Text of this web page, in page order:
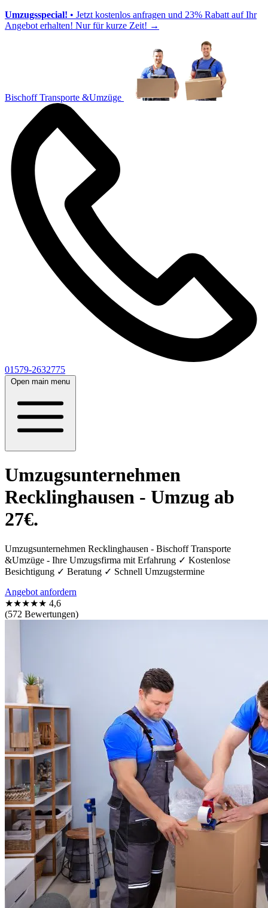
Umzugsspecial! • Jetzt kostenlos anfragen und 23% Rabatt auf Ihr
Angebot erhalten! Nur für kurze Zeit! →
Bischoff Transporte &Umzüge
01579-2632775
Open main menu
Umzugsunternehmen
Recklinghausen - Umzug ab
27€.
Umzugsunternehmen Recklinghausen - Bischoff Transporte
&Umzüge - Ihre Umzugsfirma mit Erfahrung ✓ Kostenlose
Besichtigung ✓ Beratung ✓ Schnell Umzugstermine
Angebot anfordern
★★★★★ 4,6
(572 Bewertungen)